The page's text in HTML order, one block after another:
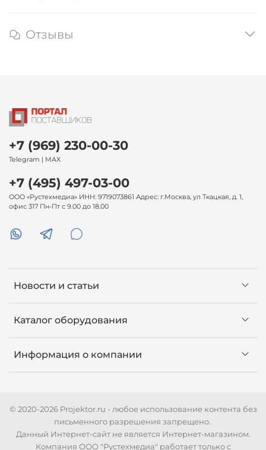
Отзывы
Новости и статьи
Каталог оборудования
Информация о компании
+7 (969) 230-00-30
Telegram | MAX
+7 (495) 497-03-00
ООО «Рустехмедиа» ИНН: 9719073861 Адрес: г.Москва, ул Ткацкая, д. 1,
офис 317 Пн-Пт с 9.00 до 18.00
© 2020-2026 Projektor.ru - любое использование контента без
письменного разрешения запрещено.
Данный Интернет-сайт не является Интернет-магазином.
Компания ООО "Рустехмедиа" работает только с